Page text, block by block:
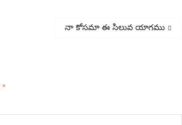
Next
నా కోసమా ఈ సిలువ యాగము
*